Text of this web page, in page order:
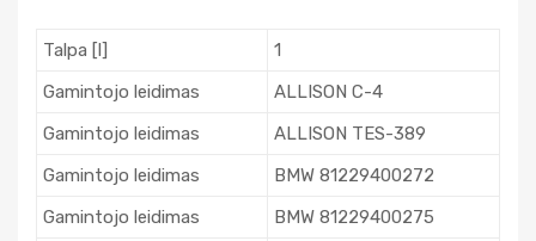
Talpa [l]
1
Gamintojo leidimas
ALLISON C-4
Gamintojo leidimas
ALLISON TES-389
Gamintojo leidimas
BMW 81229400272
Gamintojo leidimas
BMW 81229400275